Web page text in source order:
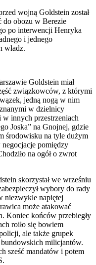
wojną Goldstein został
do obozu w Berezie
po interwencji Henryka
i jednego
władz.
Goldstein miał
związkowców, z którymi
jedną nogą w nim
w dzielnicy
innych przestrzeniach
Joska” na Gnojnej, gdzie
środowisku na tyle dużym
negocjacje pomiędzy
na ogół o zwrot
skorzystał we wrześniu
wybory do rady
niezwykle napiętej
może atakować
Koniec końców przebiegły
roiło się bowiem
ale także grupek
milicjantów.
sześć mandatów i potem